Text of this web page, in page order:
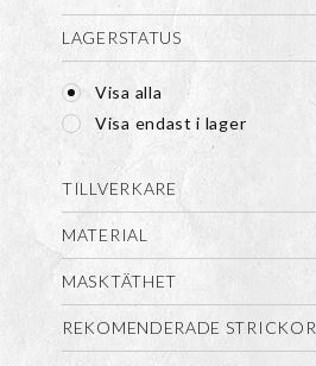
LAGERSTATUS
Visa alla
Visa endast i lager
TILLVERKARE
MATERIAL
MASKTÄTHET
REKOMENDERADE STRICKOR